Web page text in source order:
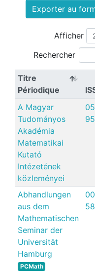
Exporter au
Afficher
Rechercher
Titre
Périodique
A Magyar
Tudományos
Akadémia
Matematikai
Kutató
Intézetének
közleményei
Abhandlungen
aus dem
Mathematischen
Seminar der
Universität
Hamburg
PCMath